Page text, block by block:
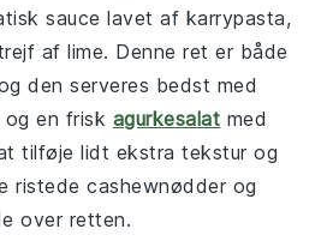
sauce lavet af karrypasta,
af lime. Denne ret er både
den serveres bedst med
og en frisk agurkesalat med
tilføje lidt ekstra tekstur og
ristede cashewnødder og
over retten.